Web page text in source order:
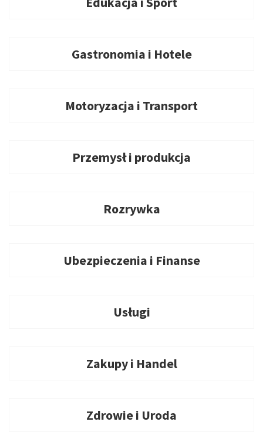
Gastronomia i Hotele
Motoryzacja i Transport
Przemysł i produkcja
Rozrywka
Ubezpieczenia i Finanse
Usługi
Zakupy i Handel
Zdrowie i Uroda